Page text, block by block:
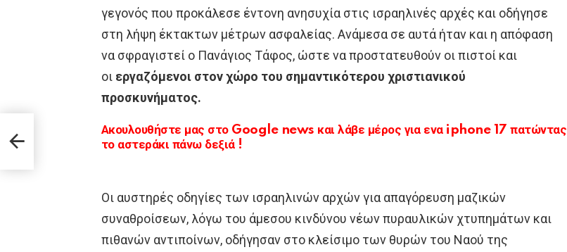
γεγονός που προκάλεσε έντονη ανησυχία στις ισραηλινές αρχές και οδήγησε
στη λήψη έκτακτων μέτρων ασφαλείας. Ανάμεσα σε αυτά ήταν και η απόφαση
να σφραγιστεί ο Πανάγιος Τάφος, ώστε να προστατευθούν οι πιστοί και
οι εργαζόμενοι στον χώρο του σημαντικότερου χριστιανικού
προσκυνήματος.
Ακουλουθήστε μας στο Google news και λάβε μέρος για ενα iphone 17 πατώντας
το αστεράκι πάνω δεξιά !
Οι αυστηρές οδηγίες των ισραηλινών αρχών για απαγόρευση μαζικών
συναθροίσεων, λόγω του άμεσου κινδύνου νέων πυραυλικών χτυπημάτων και
πιθανών αντιποίνων, οδήγησαν στο κλείσιμο των θυρών του Ναού της